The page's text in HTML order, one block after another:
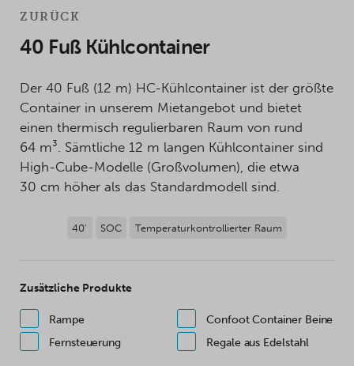
ZURÜCK
40 Fuß Kühlcontainer
Der 40 Fuß (12 m) HC-Kühlcontainer ist der größte
Container in unserem Mietangebot und bietet
einen thermisch regulierbaren Raum von rund
64 m³. Sämtliche 12 m langen Kühlcontainer sind
High-Cube-Modelle (Großvolumen), die etwa
30 cm höher als das Standardmodell sind.
40' SOC Temperaturkontrollierter Raum
Zusätzliche Produkte
Rampe
Confoot Container Beine
Fernsteuerung
Regale aus Edelstahl